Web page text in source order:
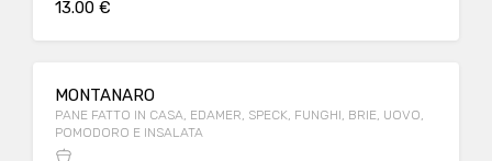
13.00 €
MONTANARO
PANE FATTO IN CASA, EDAMER, SPECK, FUNGHI, BRIE, UOVO,
POMODORO E INSALATA